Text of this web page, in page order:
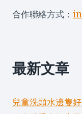
合作聯絡方式：
最新文章
兒童洗頭水邊隻